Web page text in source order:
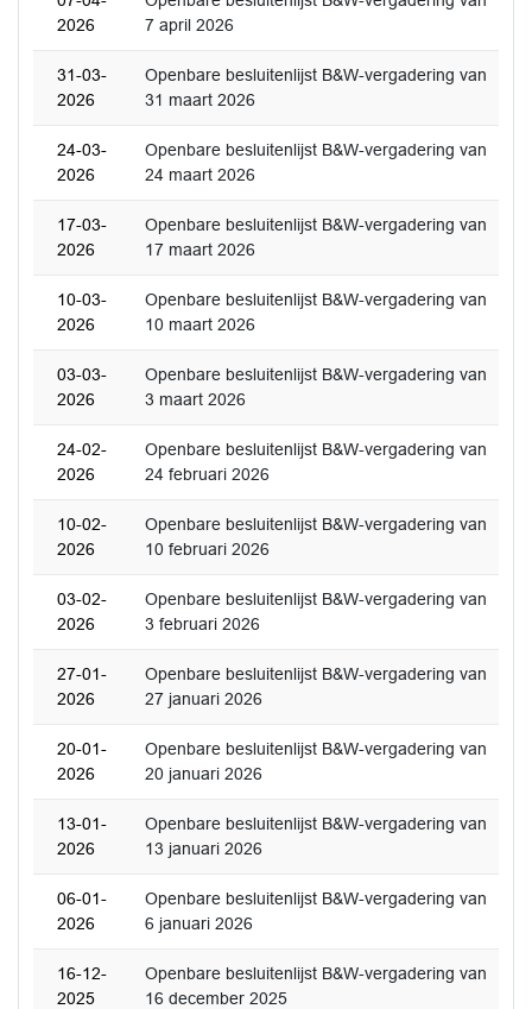
2026
7 april 2026
31-03-
2026
Openbare besluitenlijst B&W-vergadering van
31 maart 2026
24-03-
2026
Openbare besluitenlijst B&W-vergadering van
24 maart 2026
17-03-
2026
Openbare besluitenlijst B&W-vergadering van
17 maart 2026
10-03-
2026
Openbare besluitenlijst B&W-vergadering van
10 maart 2026
03-03-
2026
Openbare besluitenlijst B&W-vergadering van
3 maart 2026
24-02-
2026
Openbare besluitenlijst B&W-vergadering van
24 februari 2026
10-02-
2026
Openbare besluitenlijst B&W-vergadering van
10 februari 2026
03-02-
2026
Openbare besluitenlijst B&W-vergadering van
3 februari 2026
27-01-
2026
Openbare besluitenlijst B&W-vergadering van
27 januari 2026
20-01-
2026
Openbare besluitenlijst B&W-vergadering van
20 januari 2026
13-01-
2026
Openbare besluitenlijst B&W-vergadering van
13 januari 2026
06-01-
2026
Openbare besluitenlijst B&W-vergadering van
6 januari 2026
16-12-
2025
Openbare besluitenlijst B&W-vergadering van
16 december 2025